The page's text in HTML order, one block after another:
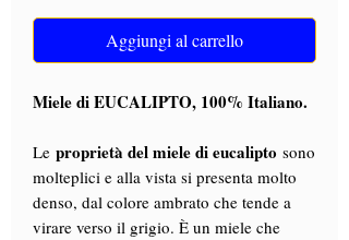
Aggiungi al carrello
Miele di EUCALIPTO, 100% Italiano.
Le proprietà del miele di eucalipto sono
molteplici e alla vista si presenta molto
denso, dal colore ambrato che tende a
virare verso il grigio. È un miele che